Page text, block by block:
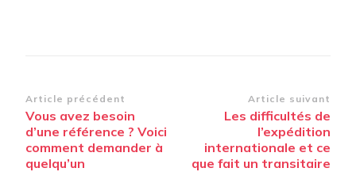
Navigation
d’article
Article précédent
Vous avez besoin
d’une référence ? Voici
comment demander à
quelqu’un
Article suivant
Les difficultés de
l’expédition
internationale et ce
que fait un transitaire